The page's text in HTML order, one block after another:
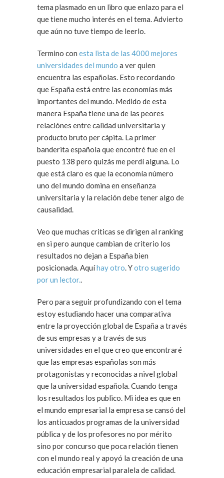
tema plasmado en un libro que enlazo para el
que tiene mucho interés en el tema. Advierto
que aún no tuve tiempo de leerlo.
Termino con esta lista de las 4000 mejores
universidades del mundo a ver quien
encuentra las españolas. Esto recordando
que España está entre las economías más
importantes del mundo. Medido de esta
manera España tiene una de las peores
relaciónes entre calidad universitaria y
producto bruto per cápita. La primer
banderita española que encontré fue en el
puesto 138 pero quizás me perdí alguna. Lo
que está claro es que la economía número
uno del mundo domina en enseñanza
universitaria y la relación debe tener algo de
causalidad.
Veo que muchas criticas se dirigen al ranking
en si pero aunque cambian de criterio los
resultados no dejan a España bien
posicionada. Aquíhay otro . Yotro sugerido
por un lector..
Pero para seguir profundizando con el tema
estoy estudiando hacer una comparativa
entre la proyección global de España a través
de sus empresas y a través de sus
universidades en el que creo que encontraré
que las empresas españolas son más
protagonistas y reconocidas a nivel global
que la universidad española. Cuando tenga
los resultados los publico. Mi idea es que en
el mundo empresarial la empresa se cansó del
los anticuados programas de la universidad
pública y de los profesores no por mérito
sino por concurso que poca relación tienen
con el mundo real y apoyó la creación de una
educación empresarial paralela de calidad.